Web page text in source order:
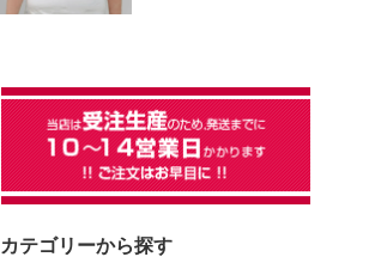
カテゴリーから探す